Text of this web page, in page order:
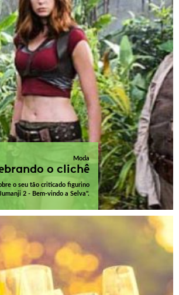
Moda
o clichê
o seu tão criticado figurino
2 - Bem-vindo a Selva".